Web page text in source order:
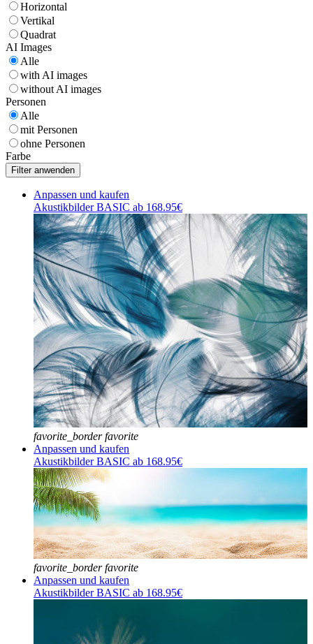
Horizontal
Vertikal
Quadrat
AI Images
Alle
with AI images
without AI images
Personen
Alle
mit Personen
ohne Personen
Farbe
Anpassen und kaufen
Akustikbilder BASIC ab 168.95€
favorite_border favorite
Anpassen und kaufen
Akustikbilder BASIC ab 168.95€
favorite_border favorite
Anpassen und kaufen
Akustikbilder BASIC ab 168.95€